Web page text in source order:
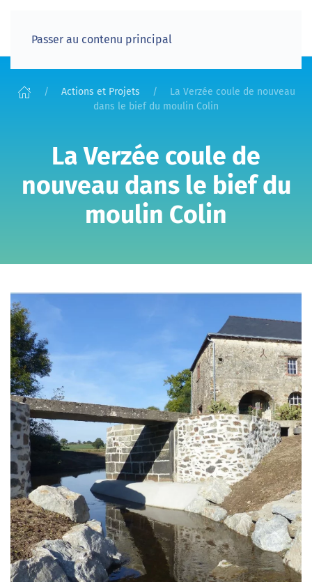
Passer au contenu principal
Actions et Projets
La Verzée coule de nouveau
dans le bief du moulin Colin
La Verzée coule de
nouveau dans le bief du
moulin Colin